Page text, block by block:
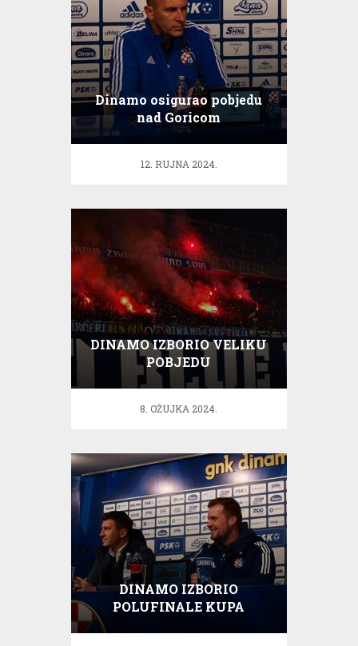
Dinamo osigurao pobjedu
nad Goricom
12. RUJNA 2024.
DINAMO IZBORIO VELIKU
POBJEDU
8. OŽUJKA 2024.
DINAMO IZBORIO
POLUFINALE KUPA